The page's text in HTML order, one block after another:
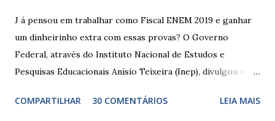
J á pensou em trabalhar como Fiscal ENEM 2019 e ganhar
um dinheirinho extra com essas provas? O Governo
Federal, através do Instituto Nacional de Estudos e
Pesquisas Educacionais Anísio Teixeira (Inep), divulgou o
Enem 2019. O Exame Nacional do Ensino Médio ou ENEM é
COMPARTILHAR 30 COMENTÁRIOS LEIA MAIS